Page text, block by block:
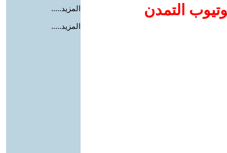
التمدن
المزيد.....
المزيد.....